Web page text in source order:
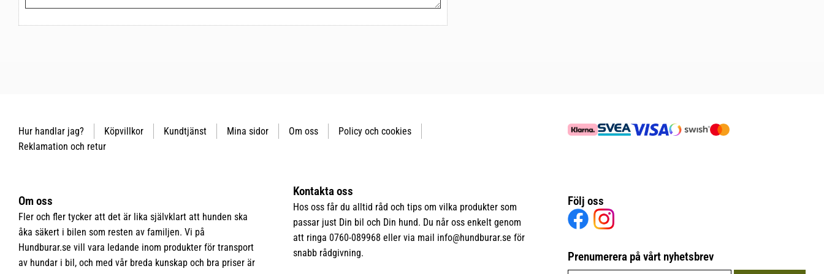
Hur handlar jag? Köpvillkor Kundtjänst Mina sidor Om oss
Policy och cookies
Reklamation och retur
Om oss
Fler och fler tycker att det är lika självklart att hunden ska
åka säkert i bilen som resten av familjen. Vi på
Hundburar.se vill vara ledande inom produkter för transport
av hundar i bil, och med vår breda kunskap och bra priser är
Kontakta oss
Hos oss får du alltid råd och tips om vilka produkter som
passar just Din bil och Din hund. Du når oss enkelt genom
att ringa 0760-089968 eller via mail info@hundburar.se för
snabb rådgivning.
Följ oss
Prenumerera på vårt nyhetsbrev